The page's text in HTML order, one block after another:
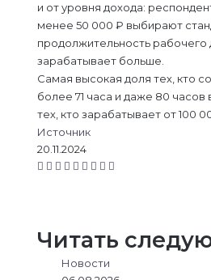
и от уровня дохода:
менее 50 000 ₽ выбирают
продолжительность рабочего
зарабатывает больше.
Самая высокая доля тех, кто
более 71 часа и даже 80
тех, кто зарабатывает от 100
Источник
20.11.2024
L
e
d
В
т
а
О
к
л
а
M
e
n
g
M
e
n
g
W
s
A
p
T
g
r
a
V
r
и
Читать
Новости